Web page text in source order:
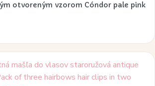
otvoreným vzorom Cóndor pale pink